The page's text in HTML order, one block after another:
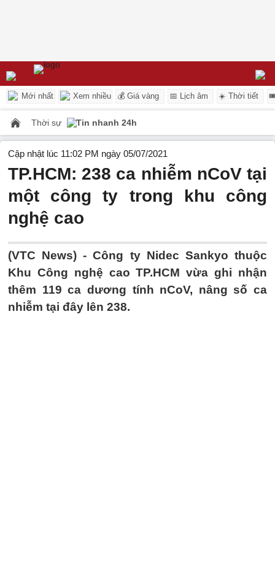
Mới nhất Xem nhiều 💰 Giá vàng 📅 Lịch âm ☀️ Thời tiết
Thời sự Tin nhanh 24h
Cập nhật lúc 11:02 PM ngày 05/07/2021
TP.HCM: 238 ca nhiễm nCoV tại
một công ty trong khu công
nghệ cao
(VTC News) -Công ty Nidec Sankyo thuộc
Khu Công nghệ cao TP.HCM vừa ghi nhận
thêm 119 ca dương tính nCoV, nâng số ca
nhiễm tại đây lên 238.